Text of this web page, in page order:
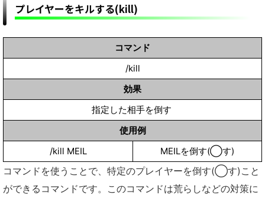
プレイヤーをキルする(kill)
コマンド
/kill
効果
指定した相手を倒す
使用例
/kill MEIL
MEILを倒す(◯す)
コマンドを使うことで、特定のプレイヤーを倒す(◯す)こと
ができるコマンドです。このコマンドは荒らしなどの対策に